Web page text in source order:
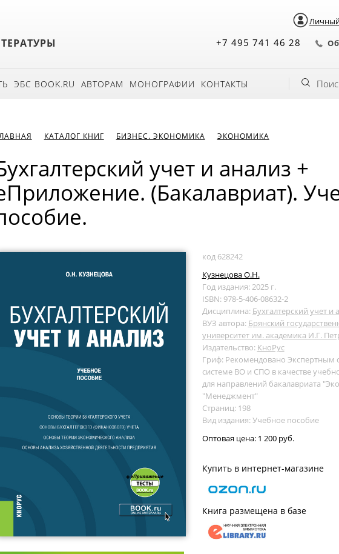
+7 495 741 46 28
ЭБС BOOK.RU АВТОРАМ МОНОГРАФИИ КОНТАКТЫ
КАТАЛОГ КНИГ БИЗНЕС. ЭКОНОМИКА ЭКОНОМИКА
учет и анализ +
(Бакалавриат).
код 628242
Кузнецова О.Н.
Год издания: 2025 г.
ISBN: 978-5-406-08632-2
Дисциплина: Бухгалтерский учет и
ВУЗ автора: Брянский
университет им. академика И.Г.
Издательство: КноРус
Гриф: Рекомендовано Экспертным
системе ВО и СПО в качестве
для направлений бакалавриата
"Менеджмент"
Страниц: 198
Вид издания: Учебное пособие
Оптовая цена: 1 200 руб.
Купить в интернет-магазине
Книга размещена в базе